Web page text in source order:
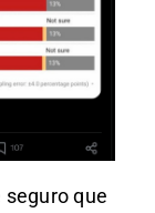
seguro que